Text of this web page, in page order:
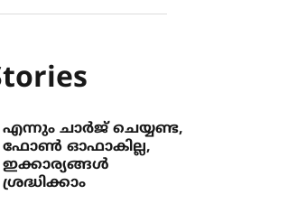
എന്നും ചാര്‍ജ് ചെയ്യണ്ട,
ഫോണ്‍ ഓഫാകില്ല,
ഇക്കാര്യങ്ങള്‍
ശ്രദ്ധിക്കാം